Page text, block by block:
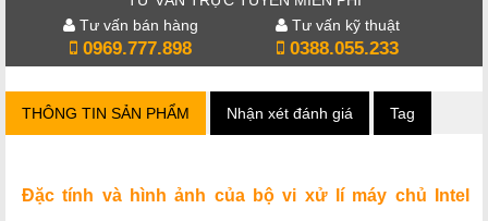
Tư vấn bán hàng
0969.777.898
Tư vấn kỹ thuật
0388.055.233
THÔNG TIN SẢN PHẨM Nhận xét đánh giá Tag
Đặc tính và hình ảnh của bộ vi xử lí máy chủ Intel